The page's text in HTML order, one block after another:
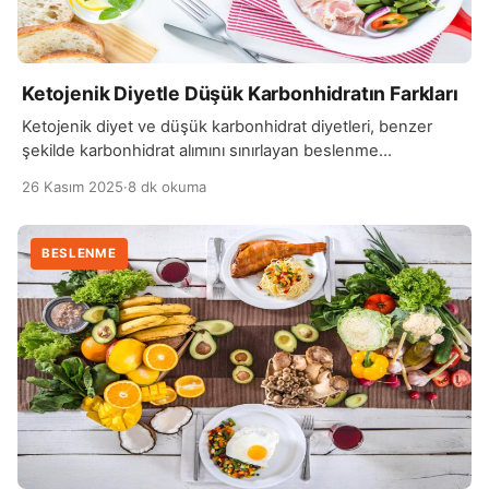
Ketojenik Diyetle Düşük Karbonhidratın Farkları
Ketojenik diyet ve düşük karbonhidrat diyetleri, benzer
şekilde karbonhidrat alımını sınırlayan beslenme
açısından önemli farklar gösterir. Ketojenik diyet,
karbonhidrat alımını aşırı derecede kısıtlar ve vücudu
“ketoz” adı verilen bir duruma sokmayı amaçlar. Ketoz,
vücudun enerjiyi karbonhidratlardan değil, yağlardan
sağlamaya başlamasıdır. Bu durumda karaciğer, yağ
asitlerini keton cisimciklerine dönüştürür ve […]
26 Kasım 2025·8 dk okuma
BESLENME